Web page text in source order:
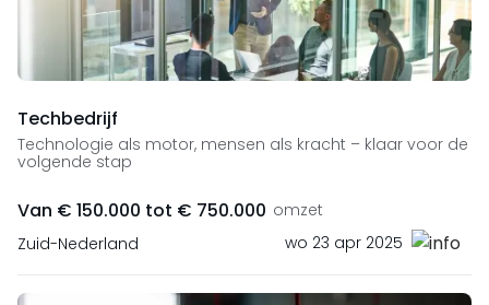
Techbedrijf
Technologie als motor, mensen als kracht – klaar voor de
volgende stap
Van € 150.000 tot € 750.000 omzet
Zuid-Nederland
wo 23 apr 2025